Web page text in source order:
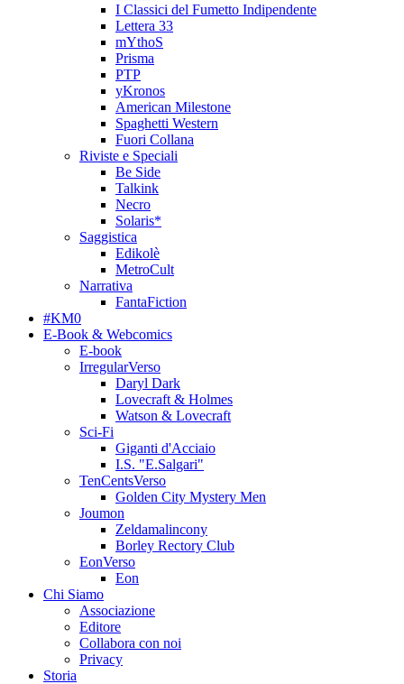
I Classici del Fumetto Indipendente
Lettera 33
mYthoS
Prisma
PTP
yKronos
American Milestone
Spaghetti Western
Fuori Collana
Riviste e Speciali
Be Side
Talkink
Necro
Solaris*
Saggistica
Edikolè
MetroCult
Narrativa
FantaFiction
#KM0
E-Book & Webcomics
E-book
IrregularVerso
Daryl Dark
Lovecraft & Holmes
Watson & Lovecraft
Sci-Fi
Giganti d'Acciaio
I.S. "E.Salgari"
TenCentsVerso
Golden City Mystery Men
Joumon
Zeldamalincony
Borley Rectory Club
EonVerso
Eon
Chi Siamo
Associazione
Editore
Collabora con noi
Privacy
Storia